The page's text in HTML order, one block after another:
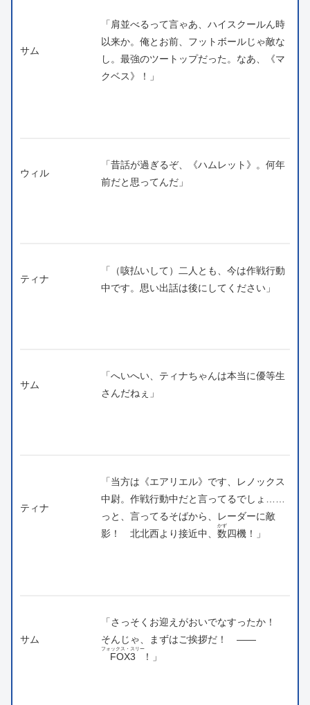
サム
「肩並べるって言ゃあ、ハイスクールん時
以来か。俺とお前、フットボールじゃ敵な
し。最強のツートップだった。なあ、《マ
クベス》！」
ウィル
「昔話が過ぎるぞ、《ハムレット》。何年
前だと思ってんだ」
ティナ
「（咳払いして）二人とも、今は作戦行動
中です。思い出話は後にしてください」
サム
「へいへい、ティナちゃんは本当に優等生
さんだねぇ」
ティナ
「当方は《エアリエル》です、レノックス
中尉。作戦行動中だと言ってるでしょ……
っと、言ってるそばから、レーダーに敵
影！ 北北西より接近中、数
かず
四機！」
サム
「さっそくお迎えがおいでなすったか！
そんじゃ、まずはご挨拶だ！ ――
FOX3
フォックス・スリー
！」